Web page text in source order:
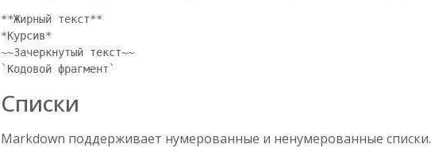
**Жирный текст**
*Курсив*
~~Зачеркнутый текст~~
Списки
Markdown поддерживает нумерованные и ненумерованные списки.